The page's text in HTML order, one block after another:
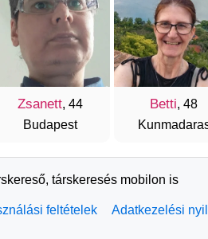
Zsanett, 44
Budapest
Betti, 48
társkeresés mobilon is
feltételek Adatkezelési